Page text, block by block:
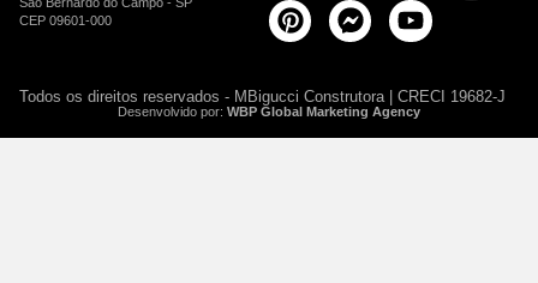
CEP 09601-000
Todos os direitos reservados - MBigucci Construtora | CRECI 19682-J
Desenvolvido por: WBP Global Marketing Agency